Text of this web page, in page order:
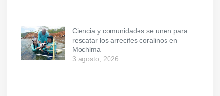
Ciencia y comunidades se unen para
rescatar los arrecifes coralinos en
Mochima
3 agosto, 2026